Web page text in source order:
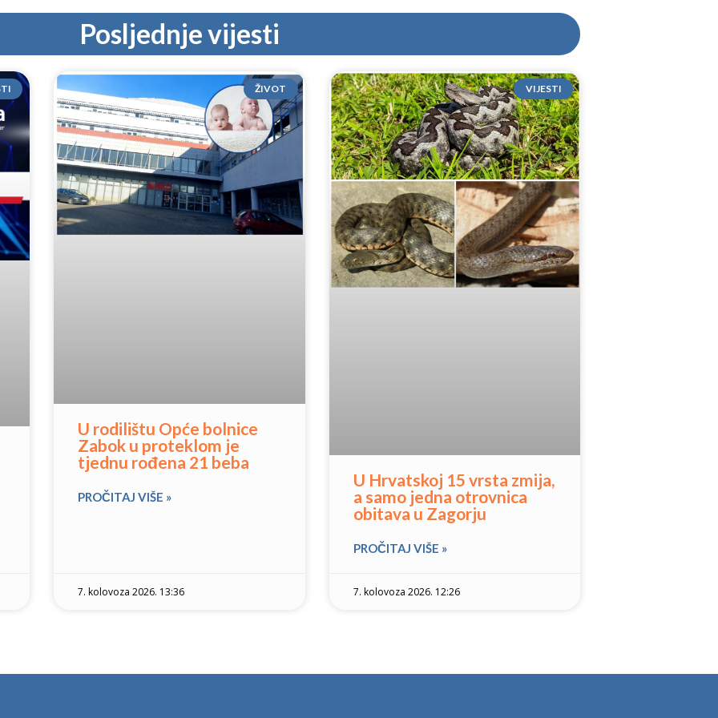
Posljednje vijesti
ŽIVOT
U rodilištu Opće bolnice
Zabok u proteklom je
tjednu rođena 21 beba
PROČITAJ VIŠE »
7. kolovoza 2026. 13:36
VIJESTI
U Hrvatskoj 15 vrsta zmija,
a samo jedna otrovnica
obitava u Zagorju
PROČITAJ VIŠE »
7. kolovoza 2026. 12:26